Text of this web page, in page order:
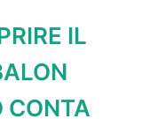
IL
CONTA